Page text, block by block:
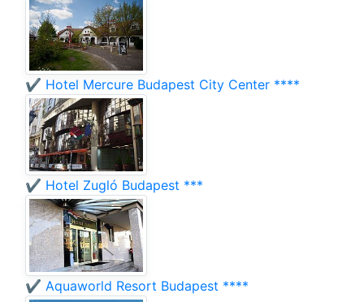
✔️ Hotel Mercure Budapest City Center ****
✔️ Hotel Zugló Budapest ***
✔️ Aquaworld Resort Budapest ****